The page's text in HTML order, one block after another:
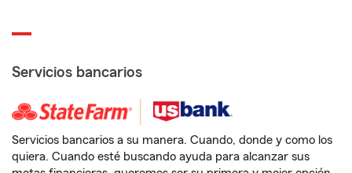
Servicios bancarios
Servicios bancarios a su manera. Cuando, donde y como los
quiera. Cuando esté buscando ayuda para alcanzar sus